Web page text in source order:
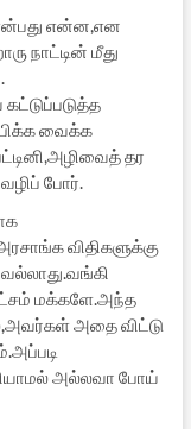
என்ன,என
நாட்டின் மீது
வைக்க
தர
போர்.
விதிகளுக்கு
மக்களே.அந்த
அதை விட்டு
அல்லவா போய்